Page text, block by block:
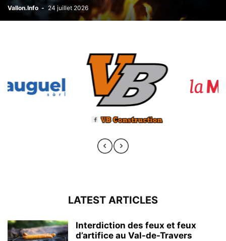
Vallon.Info - 24 juillet 2026
LATEST ARTICLES
Interdiction des feux et feux
d’artifice au Val-de-Travers